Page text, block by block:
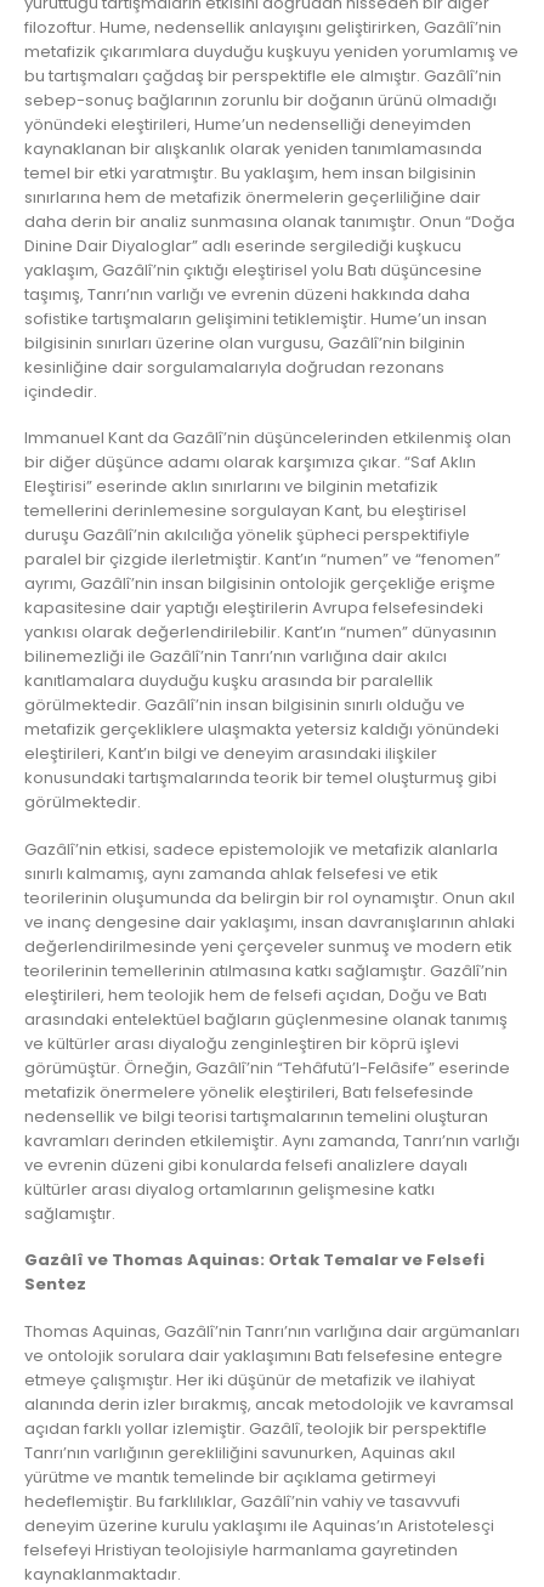
filozoftur. Hume, nedensellik anlayışını geliştirirken, Gazâlî’nin
metafizik çıkarımlara duyduğu kuşkuyu yeniden yorumlamış ve
bu tartışmaları çağdaş bir perspektifle ele almıştır. Gazâlî’nin
sebep-sonuç bağlarının zorunlu bir doğanın ürünü olmadığı
yönündeki eleştirileri, Hume’un nedenselliği deneyimden
kaynaklanan bir alışkanlık olarak yeniden tanımlamasında
temel bir etki yaratmıştır. Bu yaklaşım, hem insan bilgisinin
sınırlarına hem de metafizik önermelerin geçerliliğine dair
daha derin bir analiz sunmasına olanak tanımıştır. Onun “Doğa
Dinine Dair Diyaloglar” adlı eserinde sergilediği kuşkucu
yaklaşım, Gazâlî’nin çıktığı eleştirisel yolu Batı düşüncesine
taşımış, Tanrı’nın varlığı ve evrenin düzeni hakkında daha
sofistike tartışmaların gelişimini tetiklemiştir. Hume’un insan
bilgisinin sınırları üzerine olan vurgusu, Gazâlî’nin bilginin
kesinliğine dair sorgulamalarıyla doğrudan rezonans
içindedir.
Immanuel Kant da Gazâlî’nin düşüncelerinden etkilenmiş olan
bir diğer düşünce adamı olarak karşımıza çıkar. “Saf Aklın
Eleştirisi” eserinde aklın sınırlarını ve bilginin metafizik
temellerini derinlemesine sorgulayan Kant, bu eleştirisel
duruşu Gazâlî’nin akılcılığa yönelik şüpheci perspektifiyle
paralel bir çizgide ilerletmiştir. Kant’ın “numen” ve “fenomen”
ayrımı, Gazâlî’nin insan bilgisinin ontolojik gerçekliğe erişme
kapasitesine dair yaptığı eleştirilerin Avrupa felsefesindeki
yankısı olarak değerlendirilebilir. Kant’ın “numen” dünyasının
bilinemezliği ile Gazâlî’nin Tanrı’nın varlığına dair akılcı
kanıtlamalara duyduğu kuşku arasında bir paralellik
görülmektedir. Gazâlî’nin insan bilgisinin sınırlı olduğu ve
metafizik gerçekliklere ulaşmakta yetersiz kaldığı yönündeki
eleştirileri, Kant’ın bilgi ve deneyim arasındaki ilişkiler
konusundaki tartışmalarında teorik bir temel oluşturmuş gibi
görülmektedir.
Gazâlî’nin etkisi, sadece epistemolojik ve metafizik alanlarla
sınırlı kalmamış, aynı zamanda ahlak felsefesi ve etik
teorilerinin oluşumunda da belirgin bir rol oynamıştır. Onun akıl
ve inanç dengesine dair yaklaşımı, insan davranışlarının ahlaki
değerlendirilmesinde yeni çerçeveler sunmuş ve modern etik
teorilerinin temellerinin atılmasına katkı sağlamıştır. Gazâlî’nin
eleştirileri, hem teolojik hem de felsefi açıdan, Doğu ve Batı
arasındaki entelektüel bağların güçlenmesine olanak tanımış
ve kültürler arası diyaloğu zenginleştiren bir köprü işlevi
görümüştür. Örneğin, Gazâlî’nin “Tehâfutü’l-Felâsife” eserinde
metafizik önermelere yönelik eleştirileri, Batı felsefesinde
nedensellik ve bilgi teorisi tartışmalarının temelini oluşturan
kavramları derinden etkilemiştir. Aynı zamanda, Tanrı’nın varlığı
ve evrenin düzeni gibi konularda felsefi analizlere dayalı
kültürler arası diyalog ortamlarının gelişmesine katkı
sağlamıştır.
Gazâlî ve Thomas Aquinas: Ortak Temalar ve Felsefi
Sentez
Thomas Aquinas, Gazâlî’nin Tanrı’nın varlığına dair argümanları
ve ontolojik sorulara dair yaklaşımını Batı felsefesine entegre
etmeye çalışmıştır. Her iki düşünür de metafizik ve ilahiyat
alanında derin izler bırakmış, ancak metodolojik ve kavramsal
açıdan farklı yollar izlemiştir. Gazâlî, teolojik bir perspektifle
Tanrı’nın varlığının gerekliliğini savunurken, Aquinas akıl
yürütme ve mantık temelinde bir açıklama getirmeyi
hedeflemiştir. Bu farklılıklar, Gazâlî’nin vahiy ve tasavvufi
deneyim üzerine kurulu yaklaşımı ile Aquinas’ın Aristotelesçi
felsefeyi Hristiyan teolojisiyle harmanlama gayretinden
kaynaklanmaktadır.